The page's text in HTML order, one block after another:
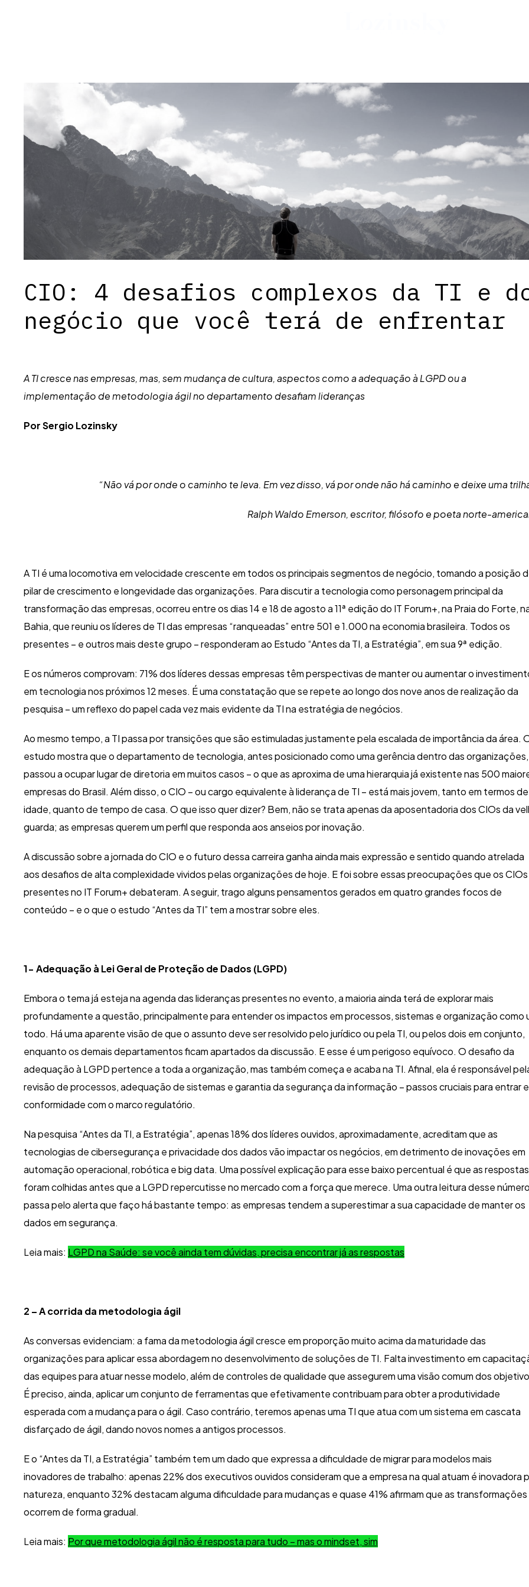
CIO: 4 desafios complexos da TI e
negócio que você terá de enfrentar
A TI cresce nas empresas, mas, sem mudança de cultura, aspectos como a adequação à LGPD ou a
implementação de metodologia ágil no departamento desafiam lideranças
Por Sergio Lozinsky
“Não vá por onde o caminho te leva. Em vez disso, vá por onde não há caminho e deixe uma
Ralph Waldo Emerson, escritor, filósofo e poeta norte-
A TI é uma locomotiva em velocidade crescente em todos os principais segmentos de negócio, tomando a posição
pilar de crescimento e longevidade das organizações. Para discutir a tecnologia como personagem principal da
transformação das empresas, ocorreu entre os dias 14 e 18 de agosto a 11ª edição do IT Forum+, na Praia do Forte,
Bahia, que reuniu os líderes de TI das empresas “ranqueadas” entre 501 e 1.000 na economia brasileira. Todos os
presentes – e outros mais deste grupo – responderam ao Estudo “Antes da TI, a Estratégia”, em sua 9ª edição.
E os números comprovam: 71% dos líderes dessas empresas têm perspectivas de manter ou aumentar o
em tecnologia nos próximos 12 meses. É uma constatação que se repete ao longo dos nove anos de realização da
pesquisa – um reflexo do papel cada vez mais evidente da TI na estratégia de negócios.
Ao mesmo tempo, a TI passa por transições que são estimuladas justamente pela escalada de importância da área.
estudo mostra que o departamento de tecnologia, antes posicionado como uma gerência dentro das organizações,
passou a ocupar lugar de diretoria em muitos casos – o que as aproxima de uma hierarquia já existente nas 500
empresas do Brasil. Além disso, o CIO – ou cargo equivalente à liderança de TI – está mais jovem, tanto em termos de
idade, quanto de tempo de casa. O que isso quer dizer? Bem,não se trata apenas da aposentadoria dos CIOs da
guarda; as empresas querem um perfil que responda aos anseios por inovação.
A discussão sobre a jornada do CIO e o futuro dessa carreira ganha ainda mais expressão e sentido quando atrelada
aos desafios de alta complexidade vividos pelas organizações de hoje. E foi sobre essas preocupações que os CIOs
presentes no IT Forum+ debateram. A seguir, trago alguns pensamentos gerados em quatro grandes focos de
conteúdo – e o que o estudo “Antes da TI” tem a mostrar sobre eles.
1- Adequação à Lei Geral de Proteção de Dados (LGPD)
Embora o tema já esteja na agenda das lideranças presentes no evento, a maioria ainda terá de explorar mais
profundamente a questão, principalmente para entender os impactos em processos, sistemas e organização como
todo. Há uma aparente visão de que o assunto deve ser resolvido pelo jurídico ou pela TI, ou pelos dois em conjunto,
enquanto os demais departamentos ficam apartados da discussão. E esse é um perigoso equívoco. O desafio da
adequação à LGPD pertence a toda a organização, mas também começa e acaba na TI. Afinal, ela é responsável
revisão de processos, adequação de sistemas e garantia da segurança da informação – passos cruciais para entrar
conformidade com o marco regulatório.
Na pesquisa “Antes da TI, a Estratégia”, apenas 18% dos líderes ouvidos, aproximadamente, acreditam que as
tecnologias de cibersegurança e privacidade dos dados vão impactar os negócios, em detrimento de inovações em
automação operacional, robótica e big data. Uma possível explicação para esse baixo percentual é que as respostas
foram colhidas antes que a LGPD repercutisse no mercado com a força que merece. Uma outra leitura desse número
passa pelo alerta que faço há bastante tempo: as empresas tendem a superestimar a sua capacidade de manter os
dados em segurança.
Leia mais: LGPD na Saúde: se você ainda tem dúvidas, precisa encontrar já as respostas
2 – A corrida da metodologia ágil
As conversas evidenciam: a fama da metodologia ágil cresce em proporção muito acima da maturidade das
organizações para aplicar essa abordagem no desenvolvimento de soluções de TI. Falta investimento em
das equipes para atuar nesse modelo, além de controles de qualidade que assegurem uma visão comum dos
É preciso, ainda, aplicar um conjunto de ferramentas que efetivamente contribuam para obter a produtividade
esperada com a mudança para o ágil. Caso contrário, teremos apenas uma TI que atua com um sistema em cascata
disfarçado de ágil, dando novos nomes a antigos processos.
E o “Antes da TI, a Estratégia” também tem um dado que expressa a dificuldade de migrar para modelos mais
inovadores de trabalho: apenas 22% dos executivos ouvidos consideram que a empresa na qual atuam é inovadora
natureza, enquanto 32% destacam alguma dificuldade para mudanças e quase 41% afirmam que as transformações
ocorrem de forma gradual.
Leia mais: Por que metodologia ágil não é resposta para tudo – mas o mindset, sim